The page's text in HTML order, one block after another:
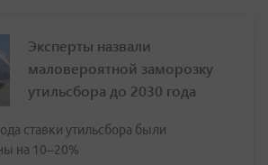
Эксперты назвали
маловероятной заморозку
утильсбора до 2030 года
ставки утильсбора были
на 10–20%